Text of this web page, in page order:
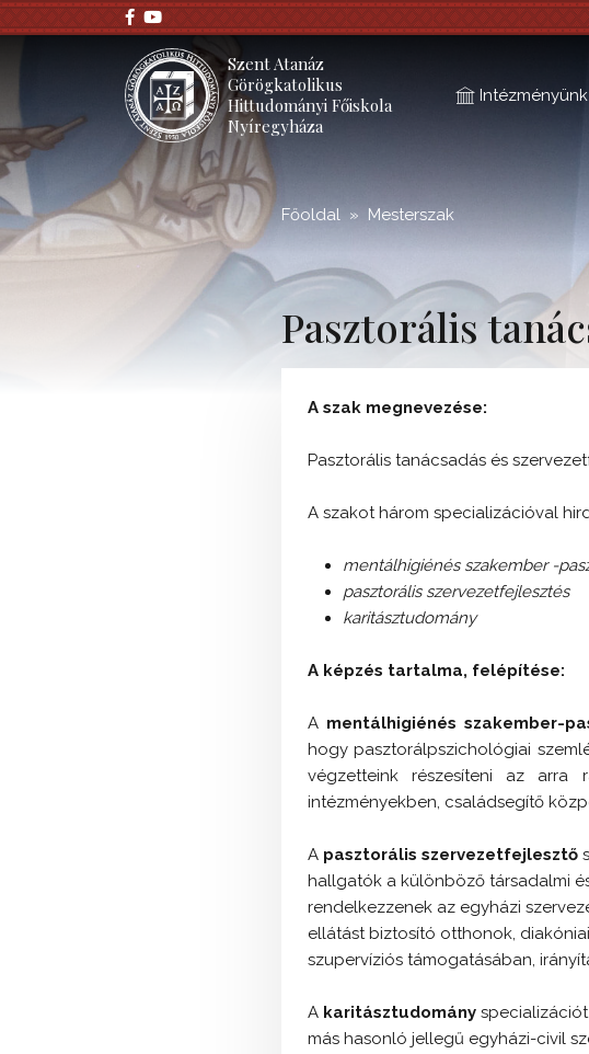
;
Szent Atanáz
Görögkatolikus
Hittudományi Főiskola
Nyíregyháza
Intézményünk
Főoldal Mesterszak
Pasztorális
A szak megnevezése:
Pasztorális tanácsadás és
A szakot három specializációval
mentálhigiénés szakember -
pasztorális szervezetfejlesztés
karitásztudomány
A képzés tartalma, felépítése:
A mentálhigiénés szakember-
hogy pasztorálpszichológiai
végzetteink részesíteni az arra
intézményekben, családsegítő
A pasztorális szervezetfejlesztő
hallgatók a különböző társadalmi
rendelkezzenek az egyházi
ellátást biztosító otthonok,
szupervíziós támogatásában,
A karitásztudományspecializációt
más hasonló jellegű egyházi-civil